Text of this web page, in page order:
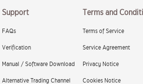
Support
FAQs
Verification
Manual / Software Download
Alternative Trading Channel
Terms and
Terms of Service
Service Agreement
Privacy Notice
Cookies Notice